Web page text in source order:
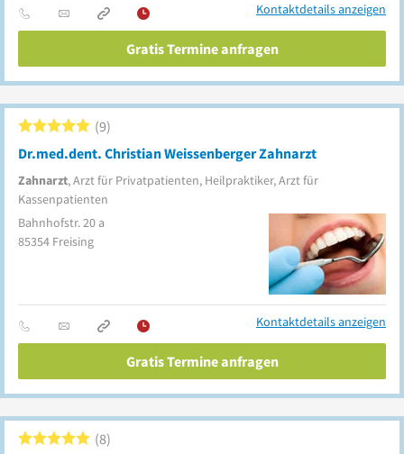
Kontaktdetails anzeigen
Gratis Termine anfragen
Dr.med.dent. Christian Weissenberger Zahnarzt
Zahnarzt, Arzt für Privatpatienten, Heilpraktiker, Arzt für
Kassenpatienten
9
Bahnhofstr. 20 a
85354 Freising
Kontaktdetails anzeigen
Gratis Termine anfragen
8